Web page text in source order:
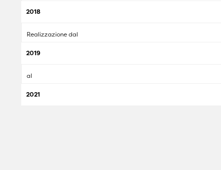
2018
Realizzazione dal
2019
al
2021